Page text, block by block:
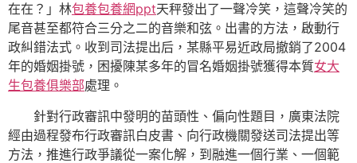
在在？」林包養包養網ppt天秤發出了一聲冷笑，這聲冷笑的
尾音甚至都符合三分之二的音樂和弦。出書的方法，啟動行
政糾錯法式。收到司法提出后，某縣平易近政局撤銷了2004
年的婚姻掛號，困擾陳某多年的冒名婚姻掛號獲得本質女大
生包養俱樂部處理。
針對行政審訊中發明的苗頭性、偏向性題目，廣東法院
經由過程發布行政審訊白皮書、向行政機關發送司法提出等
方法，推進行政爭議從一案化解，到融進一個行業、一個範